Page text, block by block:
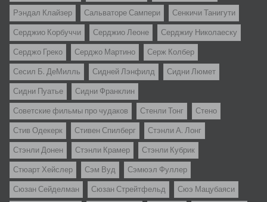
Рэндал Клайзер Сальваторе Сампери Сенкичи Танигути
Серджио Корбуччи Серджио Леоне Серджиу Николаеску
Серджо Греко Серджо Мартино Серж Колбер
Сесил Б. ДеМилль Сидней Лэнфилд Сидни Люмет
Сидни Пуатье Сидни Франклин
Советские фильмы про чудаков Стенли Тонг Стено
Стив Одекерк Стивен Спилберг Стэнли А. Лонг
Стэнли Донен Стэнли Крамер Стэнли Кубрик
Стюарт Хейслер Сэм Вуд Сэмюэл Фуллер
Сюзан Сейделман Сюзан Стрейтфельд Сюэ Мацубаяси